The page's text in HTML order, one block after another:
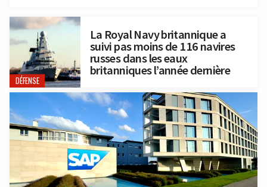
DÉFENSE
La Royal Navy britannique a
suivi pas moins de 116 navires
russes dans les eaux
britanniques l’année dernière